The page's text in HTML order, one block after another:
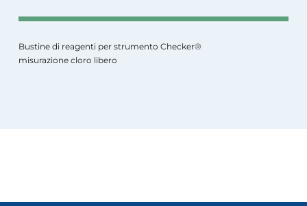
Bustine di reagenti per strumento Checker®
misurazione cloro libero